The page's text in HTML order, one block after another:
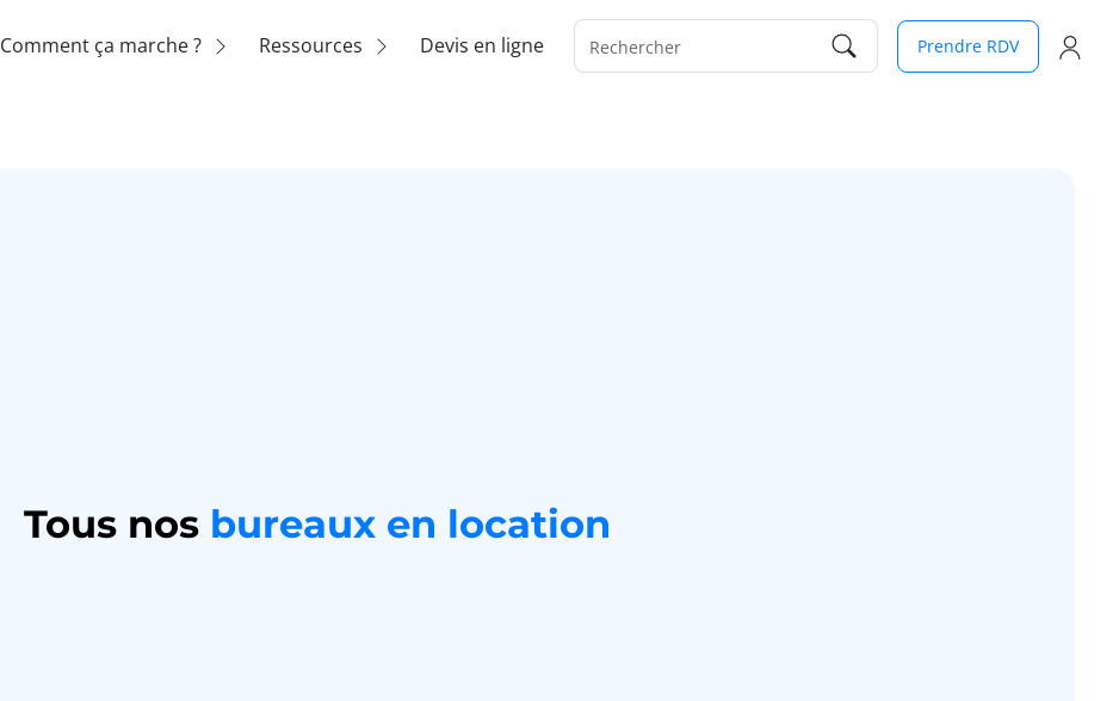
Comment ça marche ? Ressources Devis en ligne Rechercher Prendre RDV
Tous nos bureaux en location